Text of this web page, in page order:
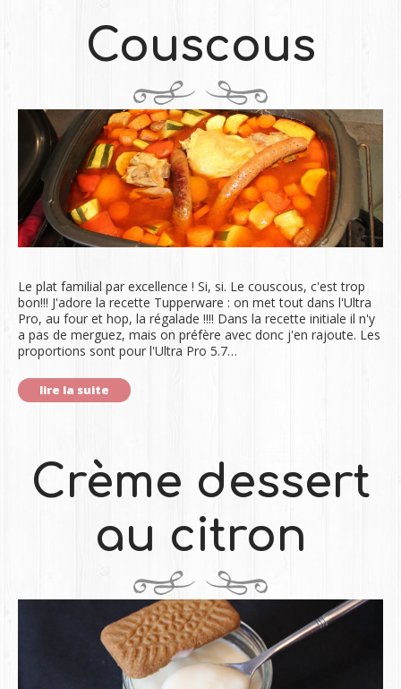
Couscous
Le plat familial par excellence ! Si, si. Le couscous, c'est trop
bon!!! J'adore la recette Tupperware : on met tout dans l'Ultra
Pro, au four et hop, la régalade !!!! Dans la recette initiale il n'y
a pas de merguez, mais on préfère avec donc j'en rajoute. Les
proportions sont pour l'Ultra Pro 5.7…
lire la suite
Crème dessert
au citron